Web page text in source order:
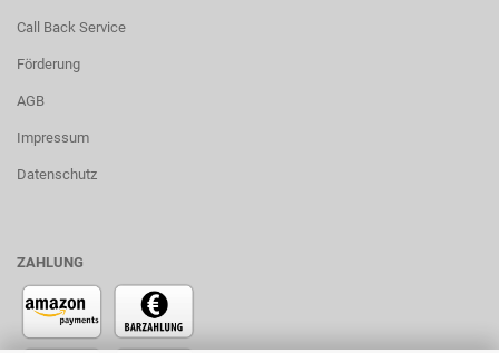
Call Back Service
Förderung
AGB
Impressum
Datenschutz
ZAHLUNG